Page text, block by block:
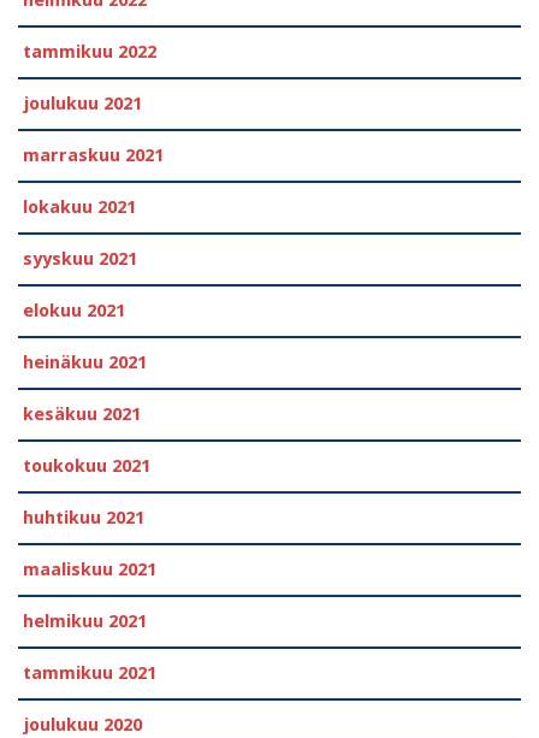
tammikuu 2022
joulukuu 2021
marraskuu 2021
lokakuu 2021
syyskuu 2021
elokuu 2021
heinäkuu 2021
kesäkuu 2021
toukokuu 2021
huhtikuu 2021
maaliskuu 2021
helmikuu 2021
tammikuu 2021
joulukuu 2020